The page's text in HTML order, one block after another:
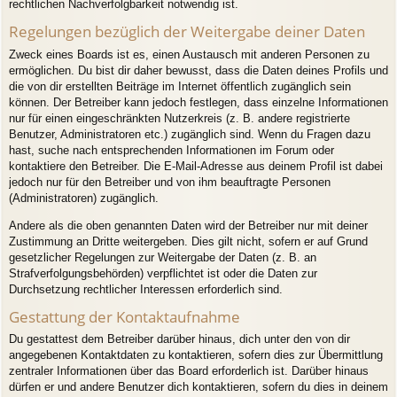
rechtlichen Nachverfolgbarkeit notwendig ist.
Regelungen bezüglich der Weitergabe deiner Daten
Zweck eines Boards ist es, einen Austausch mit anderen Personen zu
ermöglichen. Du bist dir daher bewusst, dass die Daten deines Profils und
die von dir erstellten Beiträge im Internet öffentlich zugänglich sein
können. Der Betreiber kann jedoch festlegen, dass einzelne Informationen
nur für einen eingeschränkten Nutzerkreis (z. B. andere registrierte
Benutzer, Administratoren etc.) zugänglich sind. Wenn du Fragen dazu
hast, suche nach entsprechenden Informationen im Forum oder
kontaktiere den Betreiber. Die E-Mail-Adresse aus deinem Profil ist dabei
jedoch nur für den Betreiber und von ihm beauftragte Personen
(Administratoren) zugänglich.
Andere als die oben genannten Daten wird der Betreiber nur mit deiner
Zustimmung an Dritte weitergeben. Dies gilt nicht, sofern er auf Grund
gesetzlicher Regelungen zur Weitergabe der Daten (z. B. an
Strafverfolgungsbehörden) verpflichtet ist oder die Daten zur
Durchsetzung rechtlicher Interessen erforderlich sind.
Gestattung der Kontaktaufnahme
Du gestattest dem Betreiber darüber hinaus, dich unter den von dir
angegebenen Kontaktdaten zu kontaktieren, sofern dies zur Übermittlung
zentraler Informationen über das Board erforderlich ist. Darüber hinaus
dürfen er und andere Benutzer dich kontaktieren, sofern du dies in deinem